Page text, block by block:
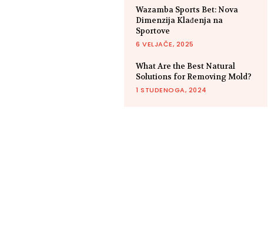
Wazamba Sports Bet: Nova
Dimenzija Klađenja na
Sportove
6 VELJAČE, 2025
What Are the Best Natural
Solutions for Removing Mold?
1 STUDENOGA, 2024